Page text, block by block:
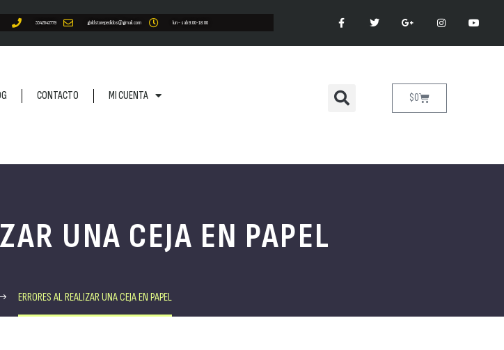
5542645779 goldstorepedidos@gmail.com lun - sab 9:00-18:00
CONTACTO MI CUENTA $0
UNA CEJA EN PAPEL
ERRORES AL REALIZAR UNA CEJA EN PAPEL